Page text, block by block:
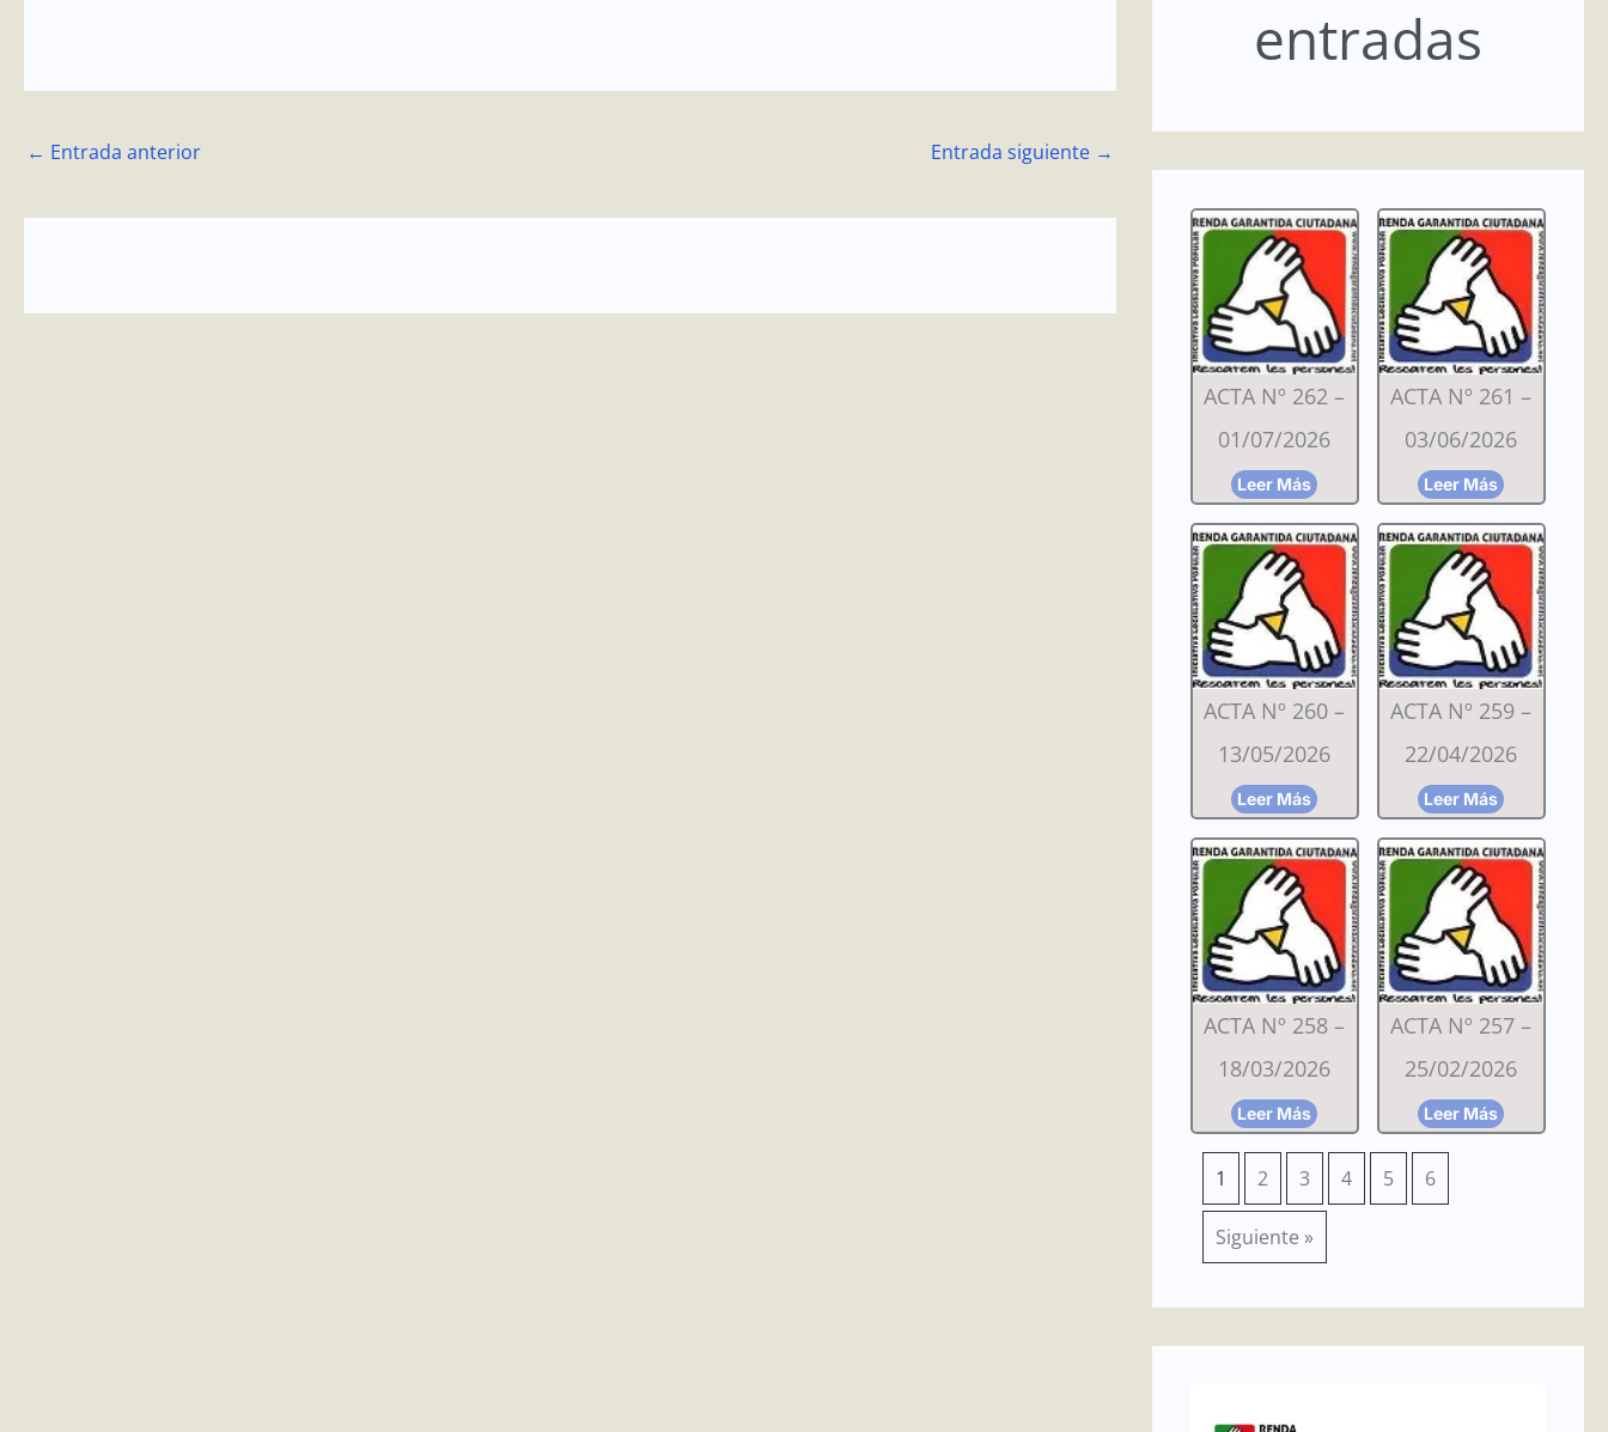
← Entrada anterior Entrada siguiente →
entradas
ACTA Nº 262 –
01/07/2026
Leer Más
ACTA Nº 261 –
03/06/2026
Leer Más
ACTA Nº 260 –
13/05/2026
Leer Más
ACTA Nº 259 –
22/04/2026
Leer Más
ACTA Nº 258 –
18/03/2026
Leer Más
ACTA Nº 257 –
25/02/2026
Leer Más
1 2 3 4 5 6
Siguiente »